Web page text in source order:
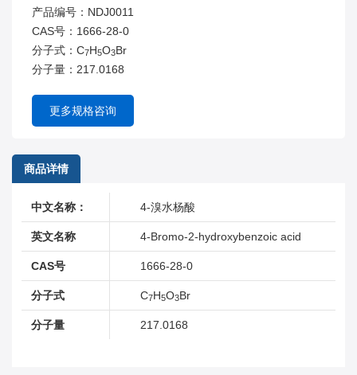
产品编号：NDJ0011
CAS号：1666-28-0
分子式：C7H5O3Br
分子量：217.0168
更多规格咨询
商品详情
中文名称： 4-溴水杨酸
英文名称 4-Bromo-2-hydroxybenzoic acid
CAS号 1666-28-0
分子式 C7H5O3Br
分子量 217.0168